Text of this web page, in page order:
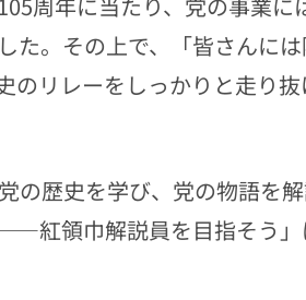
た。その上で、「皆さんには
のリレーをしっかりと走り
の歴史を学び、党の物語を
紅領巾解説員を目指そう